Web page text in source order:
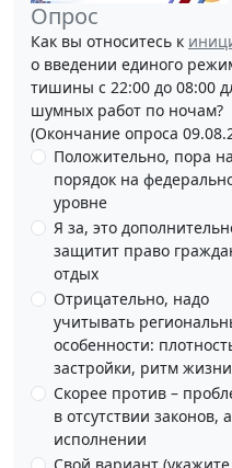
Опрос
Как вы относитесь к
о введении единого
тишины с 22:00 до 08:00
шумных работ по ночам?
(Окончание опроса
Положительно, пора
порядок на
уровне
Я за, это
защитит право
отдых
Отрицательно, надо
учитывать
особенности:
застройки, ритм
Скорее против –
в отсутствии законов,
исполнении